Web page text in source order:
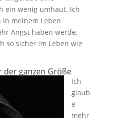
ein wenig umhaut. Ich
in meinem Leben
Angst haben werde,
so sicher im Leben wie
der ganzen Größe
Ich
glaub
e
mehr